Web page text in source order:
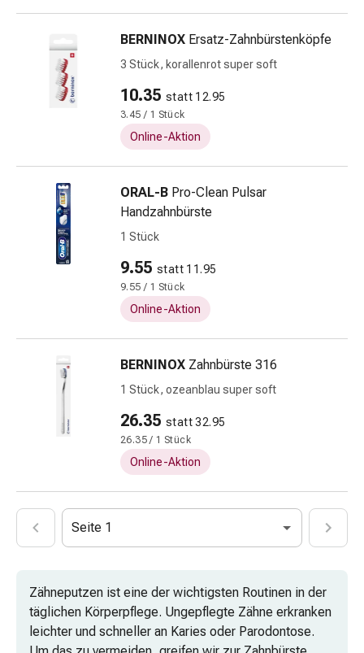
Munddesinfektionsmittel
Aphten
Mundentzündungen
Haar-
Medikamente
Haarausfall
Kopfhautpflege
Kopfläuse
Beauty
Körperpflege
Gesichtspflege
Augenpflege
Gesichtspeeling
Gesichtsmasken
Gesichtsreinigung
Gesichtsreinigungs-
Accessoire
Kosmetiktücher
Kosmetikbedarf
Nachtcreme
Serum
Gesichtscreme
&
Zubehör
Haarpflege
BERNINOX Ersatz-Zahnbürstenköpfe
3 Stück, korallenrot super soft
10.35 statt 12.95
3.45 / 1 Stück
Online-Aktion
ORAL-B Pro-Clean Pulsar
Handzahnbürste
1 Stück
9.55 statt 11.95
9.55 / 1 Stück
Online-Aktion
BERNINOX Zahnbürste 316
1 Stück, ozeanblau super soft
26.35 statt 32.95
26.35 / 1 Stück
Online-Aktion
Seite 1
Zähneputzen ist eine der wichtigsten Routinen in der
täglichen Körperpflege. Ungepflegte Zähne erkranken
leichter und schneller an Karies oder Parodontose.